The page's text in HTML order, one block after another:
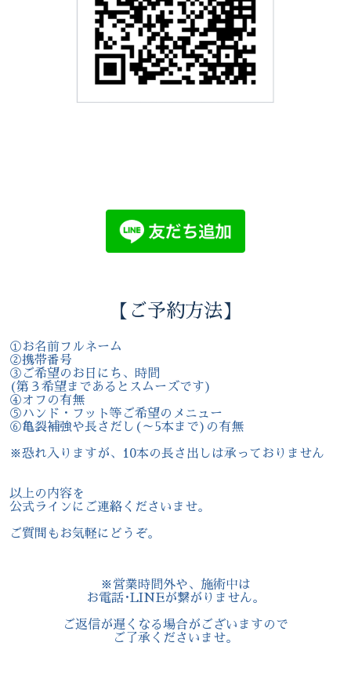
【ご予約方法】
①お名前フルネーム
②携帯番号
③ご希望のお日にち、時間
(第３希望まであるとスムーズです)
④オフの有無
⑤ハンド・フット等ご希望のメニュー
⑥亀裂補強や長さだし(～5本まで)の有無
※恐れ入りますが、10本の長さ出しは承っておりません
以上の内容を
公式ラインにご連絡くださいませ。
ご質問もお気軽にどうぞ。
※営業時間外や、施術中は
お電話･LINEが繋がりません。
ご返信が遅くなる場合がございますので
ご了承くださいませ。